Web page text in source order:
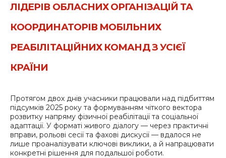
ЛІДЕРІВ ОБЛАСНИХ ОРГАНІЗАЦІЙ ТА
КООРДИНАТОРІВ МОБІЛЬНИХ
РЕАБІЛІТАЦІЙНИХ КОМАНД З УСІЄЇ
КРАЇНИ
Протягом двох днів учасники працювали над підбиттям
підсумків 2025 року та формуванням чіткого вектора
розвитку напряму фізичної реабілітації та соціальної
адаптації. У форматі живого діалогу — через практичні
вправи, рольові сесії та фахові дискусії — вдалося не
лише проаналізувати ключові виклики, а й напрацювати
конкретні рішення для подальшої роботи.